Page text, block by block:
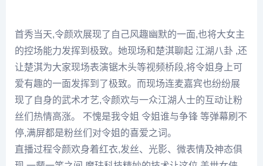
首秀当天,令颜欢展现了自己风趣幽默的一面,也将大女主
的控场能力发挥到极致。她现场和楚淇聊起 江湖八卦 ,还
让楚淇为大家现场表演锯木头等视频桥段,将令姐身上可
爱有趣的一面发挥到了极致。而现场连麦嘉宾也纷纷展
现了自身的武术才艺,令颜欢与一众江湖人士的互动让粉
丝们热情高涨。 不愧是我令姐 令姐谁与争锋 等弹幕刷不
停,满屏都是粉丝们对令姐的喜爱之词。
直播过程令颜欢身着红衣,发丝、光影、微表情及神态俱